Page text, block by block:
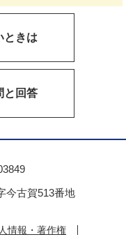
ときは
と回答
今古賀513番地
情報・著作権